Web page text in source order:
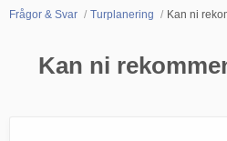
Frågor & Svar Turplanering Kan ni
Kan ni